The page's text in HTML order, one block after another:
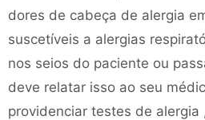
dores de cabeça de alergia
suscetíveis a alergias
nos seios do paciente ou
deve relatar isso ao seu
providenciar testes de